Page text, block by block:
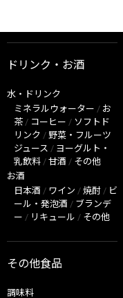
ドリンク・お酒
水・ドリンク
ミネラルウォーター / お
茶 / コーヒー / ソフトド
リンク / 野菜・フルーツ
ジュース / ヨーグルト・
乳飲料 / 甘酒 / その他
お酒
日本酒 / ワイン / 焼酎 / ビ
ール・発泡酒 / ブランデ
ー / リキュール / その他
その他食品
調味料